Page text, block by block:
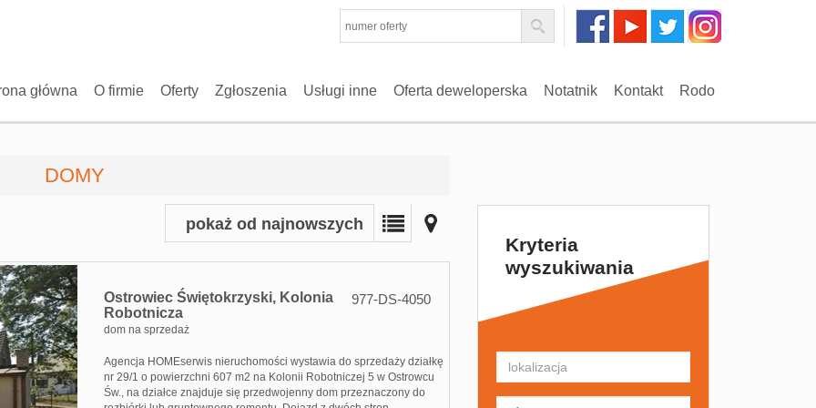
główna O firmie Oferty Zgłoszenia Usługi inne Oferta deweloperska Notatnik Kontakt Rodo
DOMY
pokaż od najnowszych
Ostrowiec Świętokrzyski, Kolonia
Robotnicza
dom na sprzedaż
977-DS-4050
Agencja HOMEserwis nieruchomości wystawia do sprzedaży działkę
nr 29/1 o powierzchni 607 m2 na Kolonii Robotniczej 5 w Ostrowcu
Św., na działce znajduje się przedwojenny dom przeznaczony do
Kryteria
wyszukiwania